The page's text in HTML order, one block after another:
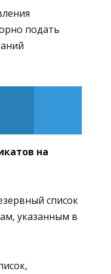
подать
на
список
указанным в